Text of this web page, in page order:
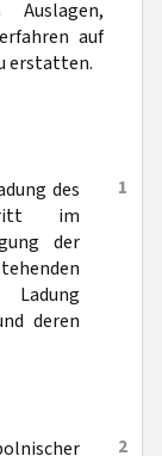
Auslagen,
auf
erstatten.
1
des
im
der
deren
2